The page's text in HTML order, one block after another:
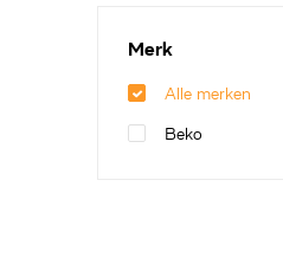
Merk
Alle merken
Beko